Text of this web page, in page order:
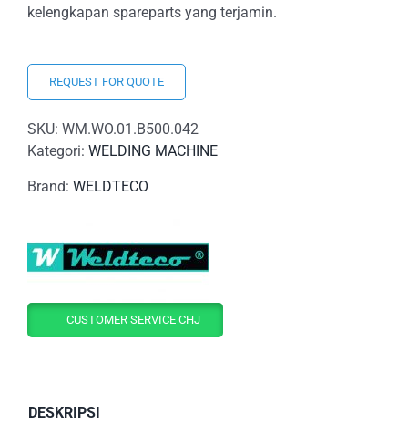
kelengkapan spareparts yang terjamin.
REQUEST FOR QUOTE
SKU: WM.WO.01.B500.042
Kategori: WELDING MACHINE
Brand: WELDTECO
CUSTOMER SERVICE CHJ
DESKRIPSI